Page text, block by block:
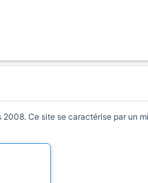
Ce site se caractérise par un